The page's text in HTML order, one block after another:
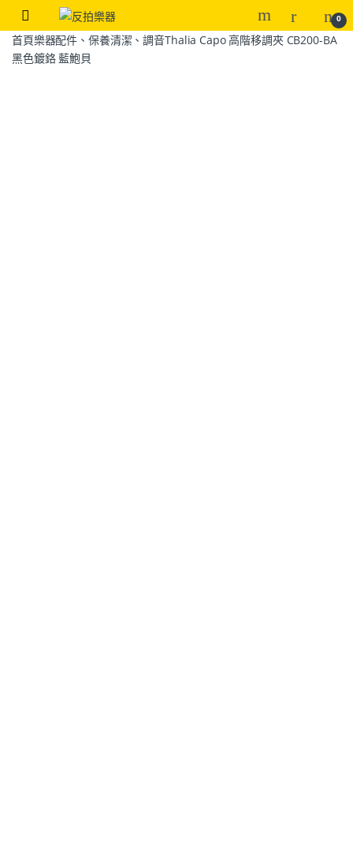
0
首頁樂器配件、保養清潔、調音Thalia Capo 高階移調夾 CB200-BA
黑色鍍鉻 藍鮑貝